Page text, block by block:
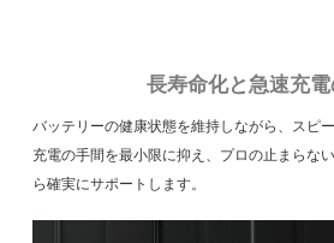
長寿命化と急速充
バッテリーの健康状態を維持しながら、スピ
充電の手間を最小限に抑え、プロの止まらな
ら確実にサポートします。